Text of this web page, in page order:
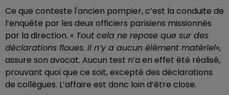
Ce que conteste l'ancien pompier, c’est la conduite de
l’enquête par les deux officiers parisiens missionnés
par la direction. « Tout cela ne repose que sur des
déclarations floues. Il n’y a aucun élément matériel»,
assure son avocat. Aucun test n’a en effet été réalisé,
prouvant quoi que ce soit, excepté des déclarations
de collègues. L’affaire est donc loin d’être close.